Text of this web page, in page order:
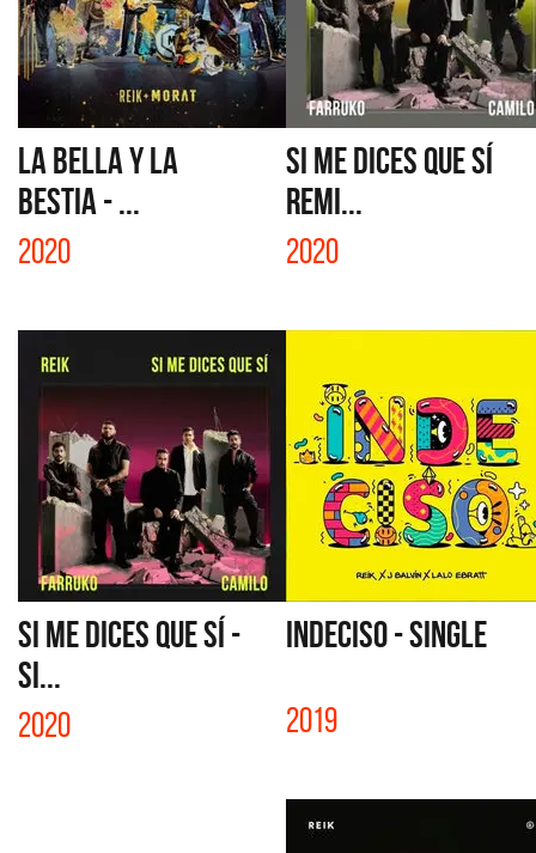
LA BELLA Y LA
BESTIA - ...
2020
SI ME DICES QUE SÍ
REMI...
2020
SI ME DICES QUE SÍ -
SI...
2020
INDECISO - SINGLE
2019